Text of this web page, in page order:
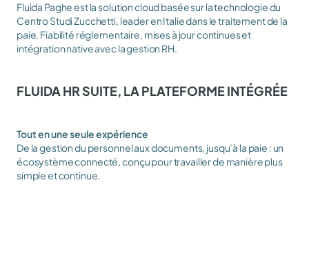
Fluida Paghe est la solution cloud basée sur la technologie du
Centro Studi Zucchetti, leader en Italie dans le traitement de la
paie. Fiabilité réglementaire, mises à jour continues et
intégration native avec la gestion RH.
FLUIDA HR SUITE, LA PLATEFORME INTÉGRÉE
Tout en une seule expérience
De la gestion du personnel aux documents, jusqu’à la paie : un
écosystème connecté, conçu pour travailler de manière plus
simple et continue.